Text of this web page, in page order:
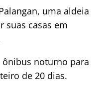
uma aldeia
suas casas em
ônibus noturno para
de 20 dias.